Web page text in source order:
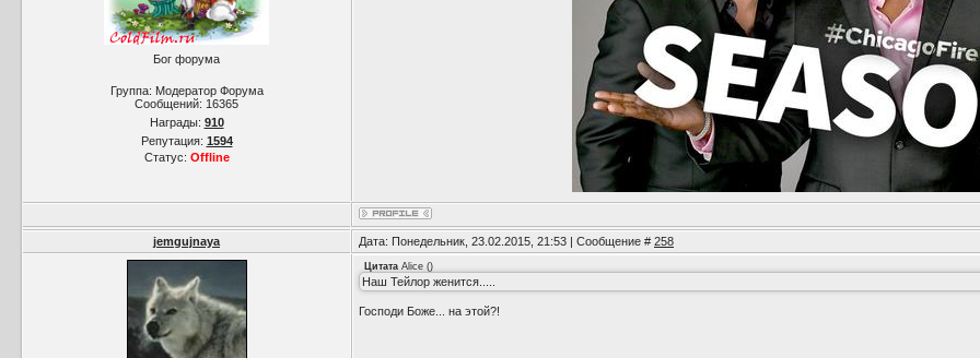
Бог форума
Группа: Модератор Форума
Сообщений: 16365
Награды: 910
Репутация: 1594
Статус: Offline
jemgujnaya Дата: Понедельник, 23.02.2015, 21:53 | Сообщение # 258
Цитата Alice ()
Наш Тейлор женится.....
Господи Боже... на этой?!